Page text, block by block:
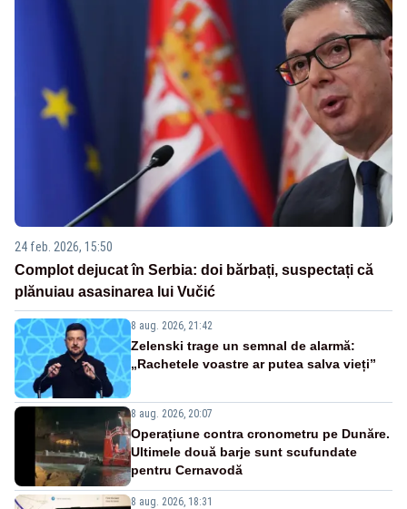
24 feb. 2026, 15:50
Complot dejucat în Serbia: doi bărbați, suspectați că
plănuiau asasinarea lui Vučić
8 aug. 2026, 21:42
Zelenski trage un semnal de alarmă:
„Rachetele voastre ar putea salva vieți”
8 aug. 2026, 20:07
Operațiune contra cronometru pe Dunăre.
Ultimele două barje sunt scufundate
pentru Cernavodă
8 aug. 2026, 18:31